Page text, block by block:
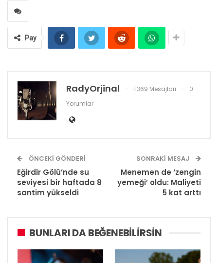
Pay
RadyOrjinal 11369 Mesajları
0
Yorumlar
ÖNCEKI GÖNDERI
Eğirdir Gölü’nde su
seviyesi bir haftada 8
santim yükseldi
SONRAKI MESAJ
Menemen de ‘zengin
yemeği’ oldu: Maliyeti
5 kat arttı
BUNLARI DA BEĞENEBILIRSIN